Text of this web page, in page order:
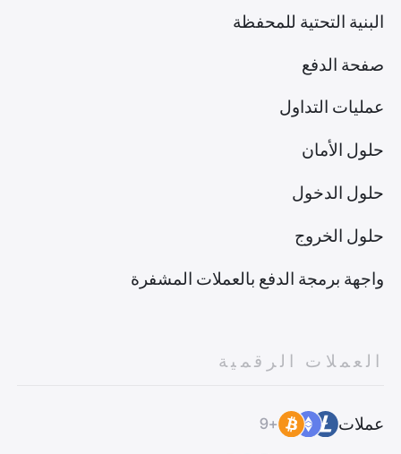
البنية التحتية للمحفظة
صفحة الدفع
عمليات التداول
حلول الأمان
حلول الدخول
حلول الخروج
واجهة برمجة الدفع بالعملات المشفرة
العملات الرقمية
عملات +9